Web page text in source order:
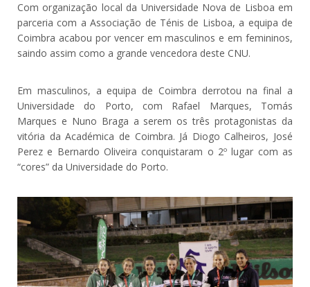
Com organização local da Universidade Nova de Lisboa em
parceria com a Associação de Ténis de Lisboa, a equipa de
Coimbra acabou por vencer em masculinos e em femininos,
saindo assim como a grande vencedora deste CNU.
Em masculinos, a equipa de Coimbra derrotou na final a
Universidade do Porto, com Rafael Marques, Tomás
Marques e Nuno Braga a serem os três protagonistas da
vitória da Académica de Coimbra. Já Diogo Calheiros, José
Perez e Bernardo Oliveira conquistaram o 2º lugar com as
“cores” da Universidade do Porto.